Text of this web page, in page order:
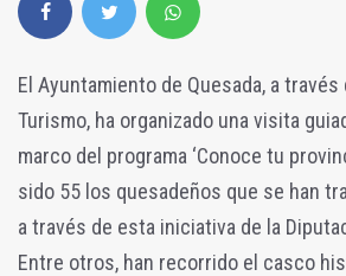
El Ayuntamiento de Quesada, a través
Turismo, ha organizado una visita
marco del programa ‘Conoce tu
sido 55 los quesadeños que se han
a través de esta iniciativa de la
Entre otros, han recorrido el casco